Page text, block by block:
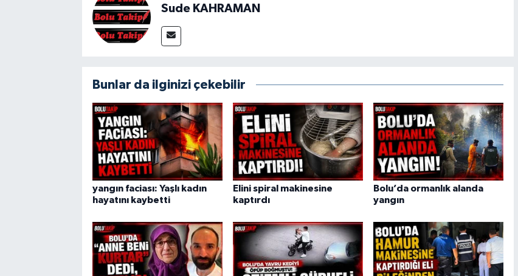
Sude KAHRAMAN
Bunlar da ilginizi çekebilir
yangın faciası: Yaşlı kadın
hayatını kaybetti
Elini spiral makinesine
kaptırdı
Bolu’da ormanlık alanda
yangın